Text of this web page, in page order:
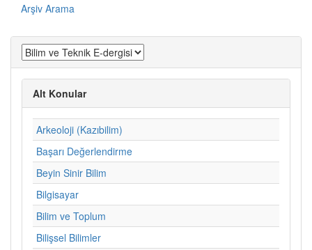
Arşiv Arama
Alt Konular
Arkeoloji (Kazıbilim)
Başarı Değerlendirme
Beyin Sinir Bilim
Bilgisayar
Bilim ve Toplum
Bilişsel Bilimler